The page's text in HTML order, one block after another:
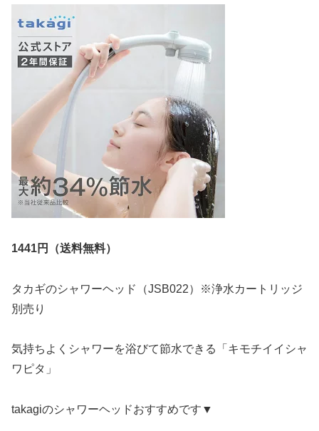
1441円（送料無料）
タカギのシャワーヘッド（JSB022）※浄水カートリッジ
別売り
気持ちよくシャワーを浴びて節水できる「キモチイイシャ
ワピタ」
takagiのシャワーヘッドおすすめです▼